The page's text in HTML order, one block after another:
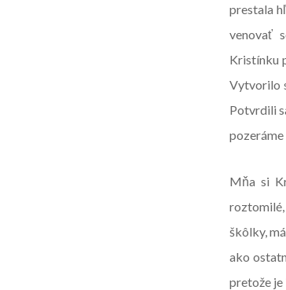
prestala
venovať
Kristínku
Vytvorilo
Potvrdili
pozeráme
Mňa si
škôlky,
ako
pretože je